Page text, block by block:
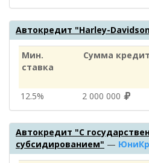
Автокредит "Harley-
Мин.
ставка
Сумма
12.5%
2 000 000
Автокредит "С
субсидированием" —